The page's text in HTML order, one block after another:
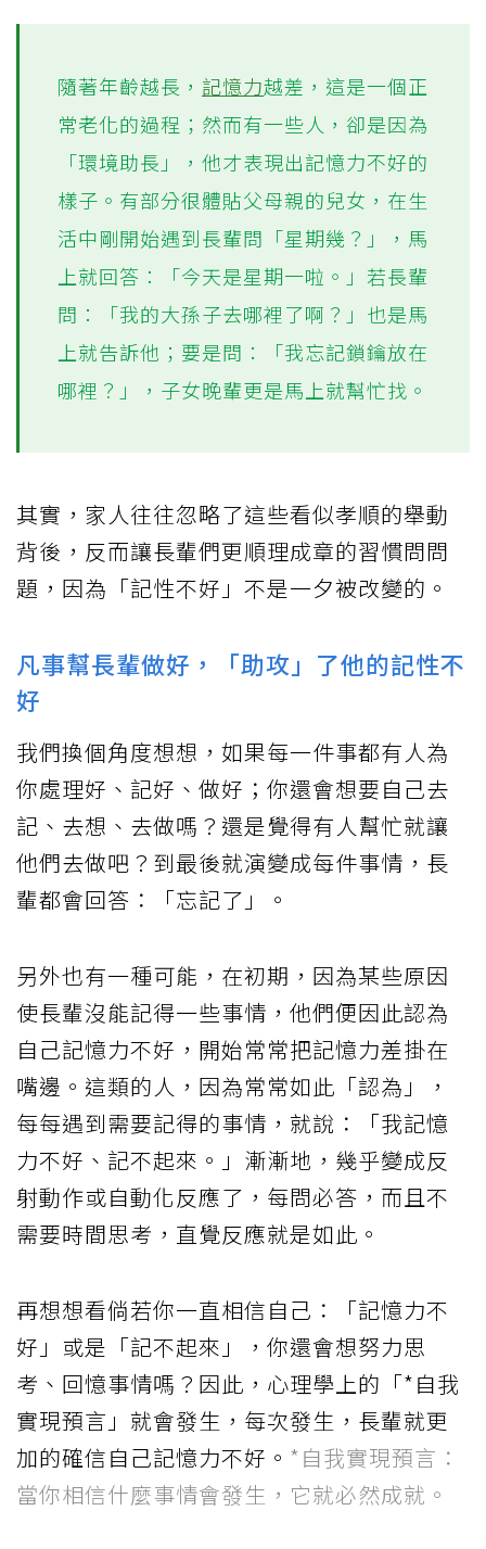
隨著年齡越長， 記憶力越差，這是一個正
常老化的過程；然而有一些人，卻是因為
「環境助長」，他才表現出記憶力不好的
樣子。有部分很體貼父母親的兒女，在生
活中剛開始遇到長輩問「星期幾？」，馬
上就回答：「今天是星期一啦。」若長輩
問：「我的大孫子去哪裡了啊？」也是馬
上就告訴他；要是問：「我忘記鎖鑰放在
哪裡？」，子女晚輩更是馬上就幫忙找。
其實，家人往往忽略了這些看似孝順的舉動
背後，反而讓長輩們更順理成章的習慣問問
題，因為「記性不好」不是一夕被改變的。
凡事幫長輩做好，「助攻」了他的記性不
好
我們換個角度想想，如果每一件事都有人為
你處理好、記好、做好；你還會想要自己去
記、去想、去做嗎？還是覺得有人幫忙就讓
他們去做吧？到最後就演變成每件事情，長
輩都會回答：「忘記了」。
另外也有一種可能，在初期，因為某些原因
使長輩沒能記得一些事情，他們便因此認為
自己記憶力不好，開始常常把記憶力差掛在
嘴邊。這類的人，因為常常如此「認為」，
每每遇到需要記得的事情，就說：「我記憶
力不好、記不起來。」漸漸地，幾乎變成反
射動作或自動化反應了，每問必答，而且不
需要時間思考，直覺反應就是如此。
再想想看倘若你一直相信自己：「記憶力不
好」或是「記不起來」，你還會想努力思
考、回憶事情嗎？因此，心理學上的「*自我
實現預言」就會發生，每次發生，長輩就更
加的確信自己記憶力不好。 *自我實現預言：
當你相信什麼事情會發生，它就必然成就。